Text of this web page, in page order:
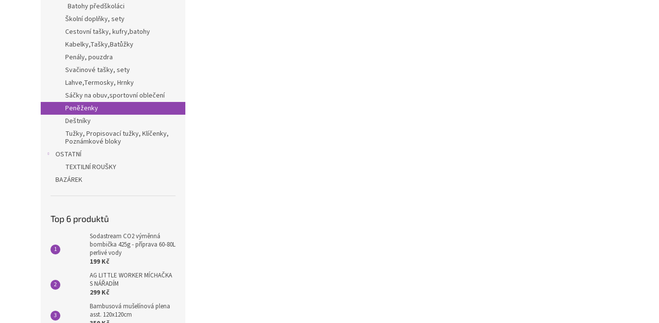
Batohy předškoláci
Školní doplňky, sety
Cestovní tašky, kufry,batohy
Kabelky,Tašky,Batůžky
Penály, pouzdra
Svačinové tašky, sety
Lahve,Termosky, Hrnky
Sáčky na obuv,sportovní oblečení
Peněženky
Deštníky
Tužky, Propisovací tužky, Klíčenky,
Poznámkové bloky
OSTATNÍ
TEXTILNÍ ROUŠKY
BAZÁREK
Top 6 produktů
Sodastream CO2 výměnná
bombička 425g - příprava 60-80L
perlivé vody
199 Kč
AG LITTLE WORKER MÍCHAČKA
S NÁŘADÍM
299 Kč
Bambusová mušelínová plena
asst. 120x120cm